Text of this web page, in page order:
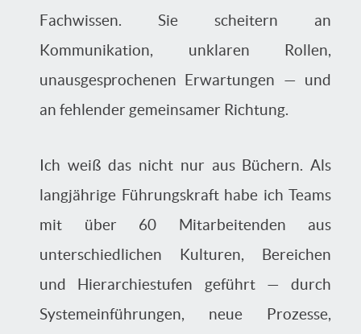
Fachwissen. Sie scheitern an
Kommunikation, unklaren Rollen,
unausgesprochenen Erwartungen — und
an fehlender gemeinsamer Richtung.
Ich weiß das nicht nur aus Büchern. Als
langjährige Führungskraft habe ich Teams
mit über 60 Mitarbeitenden aus
unterschiedlichen Kulturen, Bereichen
und Hierarchiestufen geführt — durch
Systemeinführungen, neue Prozesse,